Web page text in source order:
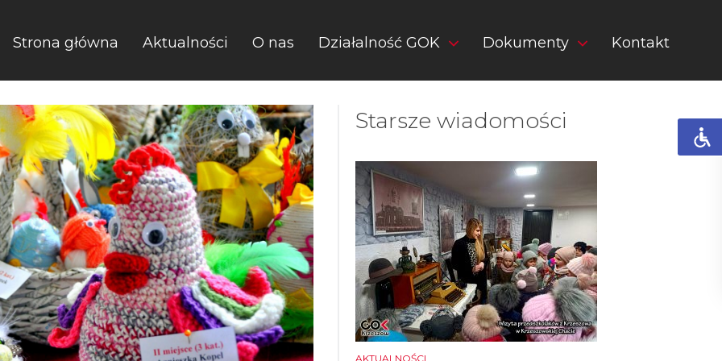
Strona główna Aktualności O nas Działalność GOK Dokumenty Kontakt
Starsze wiadomości
AKTUALNOŚCI